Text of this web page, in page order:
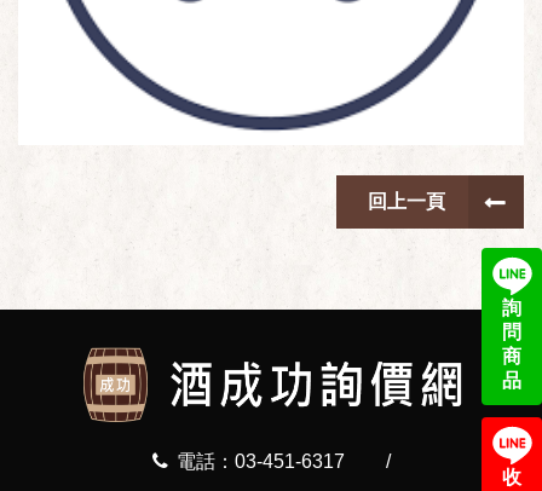
詢
問
商
品
收
回上一頁
電話：03-451-6317 /